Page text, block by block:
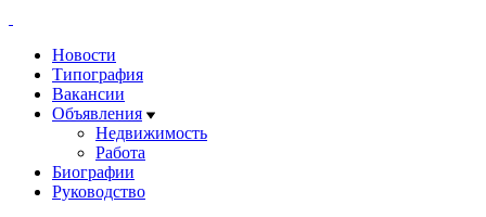
Новости
Типография
Вакансии
Объявления
Недвижимость
Работа
Биографии
Руководство